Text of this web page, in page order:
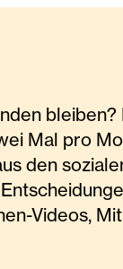
bleiben?
Mal pro
den
Videos,